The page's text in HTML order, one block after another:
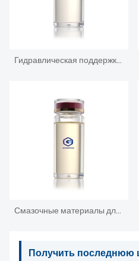
Гидравлическая поддержка: незамерзающая жидкость
Смазочные материалы для электрогидравлической управляющей гидравлической опоры
Получить последнюю